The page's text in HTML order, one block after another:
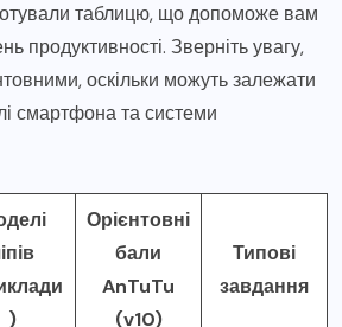
таблицю, що допоможе вам
продуктивності. Зверніть увагу,
оскільки можуть залежати
смартфона та системи
)
Орієнтовні
бали
AnTuTu
(v10)
Типові
завдання